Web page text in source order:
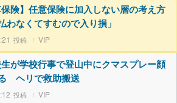
保険】任意保険に加入しない層の考え方
わなくてすむので入り損」
VIP
が学校行事で登山中にクマスプレー顔
ヘリで救助搬送
VIP